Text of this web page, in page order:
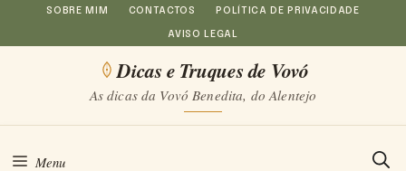
Saltar
para
conteúdo
SOBRE MIM CONTACTOS POLÍTICA DE PRIVACIDADE
AVISO LEGAL
Dicas e Truques de Vovó
As dicas da Vovó Benedita, do Alentejo
Menu